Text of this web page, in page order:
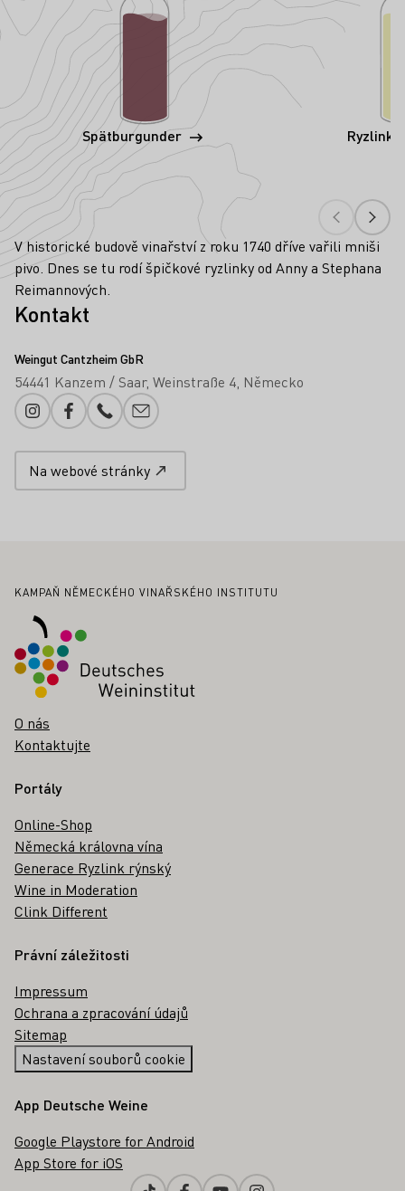
Spätburgunder Ryzlink
V historické budově vinařství z roku 1740 dříve vařili mniši
pivo. Dnes se tu rodí špičkové ryzlinky od Anny a Stephana
Reimannových.
Kontakt
Weingut Cantzheim GbR
54441 Kanzem / Saar Weinstraße 4 Německo
InstagramFacebookTelefonní číslo
Přidání e-mailu
Na webové stránky
Zápatí
KAMPAŇ NĚMECKÉHO VINAŘSKÉHO INSTITUTU
O nás
Kontaktujte
Portály
Online-Shop
Německá královna vína
Generace Ryzlink rýnský
Wine in Moderation
Clink Different
Právní záležitosti
Impressum
Ochrana a zpracování údajů
Sitemap
Nastavení souborů cookie
App Deutsche Weine
Google Playstore for Android
App Store for iOS